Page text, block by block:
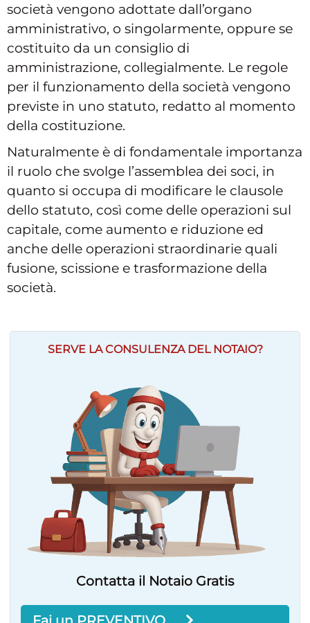
società vengono adottate dall’organo
amministrativo, o singolarmente, oppure se
costituito da un consiglio di
amministrazione, collegialmente. Le regole
per il funzionamento della società vengono
previste in uno statuto, redatto al momento
della costituzione.
Naturalmente è di fondamentale importanza
il ruolo che svolge l’assemblea dei soci, in
quanto si occupa di modificare le clausole
dello statuto, così come delle operazioni sul
capitale, come aumento e riduzione ed
anche delle operazioni straordinarie quali
fusione, scissione e trasformazione della
società.
SERVE LA CONSULENZA DEL NOTAIO?
Contatta il Notaio Gratis